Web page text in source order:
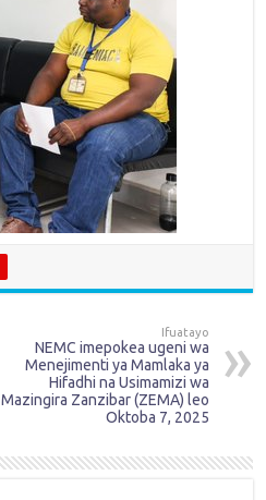
Ifuatayo
NEMC imepokea ugeni wa
Menejimenti ya Mamlaka ya
Hifadhi na Usimamizi wa
Mazingira Zanzibar (ZEMA) leo
Oktoba 7, 2025